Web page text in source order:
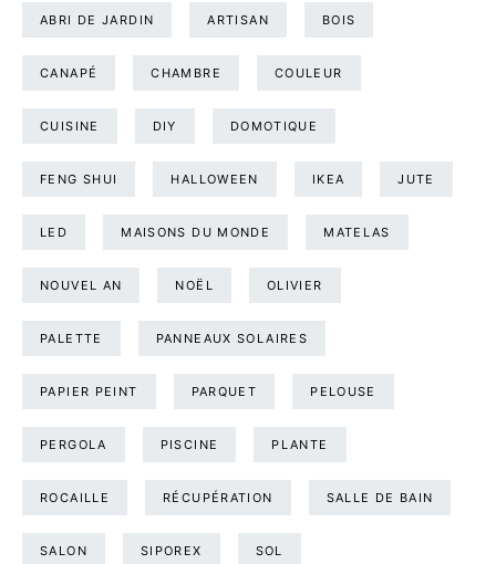
ABRI DE JARDIN ARTISAN BOIS
CANAPÉ CHAMBRE COULEUR
CUISINE DIY DOMOTIQUE
FENG SHUI HALLOWEEN IKEA JUTE
LED MAISONS DU MONDE MATELAS
NOUVEL AN NOËL OLIVIER
PALETTE PANNEAUX SOLAIRES
PAPIER PEINT PARQUET PELOUSE
PERGOLA PISCINE PLANTE
ROCAILLE RÉCUPÉRATION SALLE DE BAIN
SALON SIPOREX SOL